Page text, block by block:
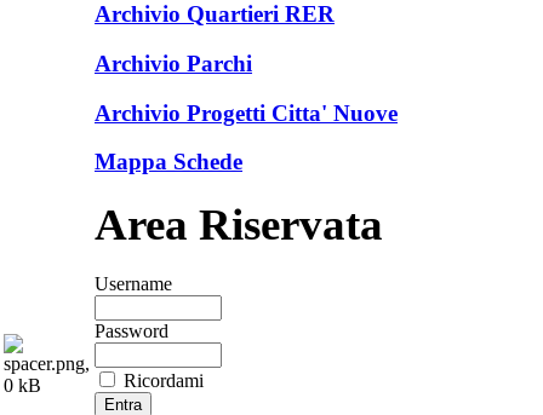
Archivio Quartieri RER
Archivio Parchi
Archivio Progetti Citta' Nuove
Mappa Schede
Area Riservata
Username
Password
Ricordami